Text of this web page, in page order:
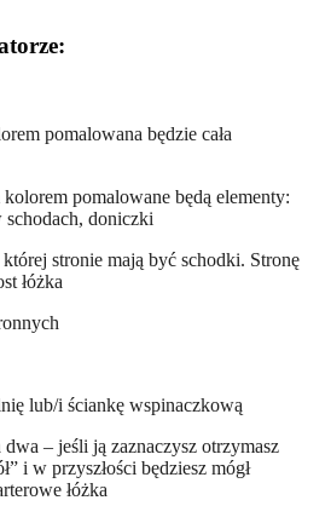
pomalowana będzie cała
pomalowane będą elementy:
doniczki
stronie mają być schodki. Stronę
łóżka
lub/i ściankę wspinaczkową
dwa – jeśli ją zaznaczysz otrzymasz
i w przyszłości będziesz mógł
łóżka